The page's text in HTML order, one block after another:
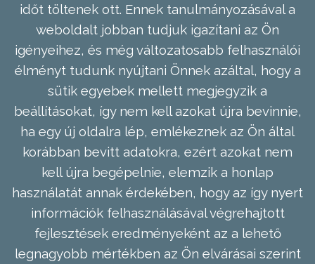
időt töltenek ott. Ennek tanulmányozásával a
weboldalt jobban tudjuk igazítani az Ön
igényeihez, és még változatosabb felhasználói
élményt tudunk nyújtani Önnek azáltal, hogy a
sütik egyebek mellett megjegyzik a
beállításokat, így nem kell azokat újra bevinnie,
ha egy új oldalra lép, emlékeznek az Ön által
korábban bevitt adatokra, ezért azokat nem
kell újra begépelnie, elemzik a honlap
használatát annak érdekében, hogy az így nyert
információk felhasználásával végrehajtott
fejlesztések eredményeként az a lehető
legnagyobb mértékben az Ön elvárásai szerint